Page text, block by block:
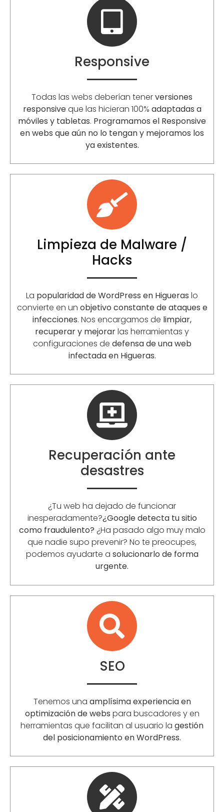
Responsive
Todas las webs deberían tenerversiones
responsiveque las hicieran 100% adaptadas a
móviles y tabletas. Programamos el Responsive
en webs que aún no lo tengan y mejoramos los
ya existentes.
Limpieza de Malware /
Hacks
La popularidad de WordPress en Higueras lo
convierte en un objetivo constante de ataques e
infecciones. Nos encargamos de limpiar,
recuperar y mejorarlas herramientas y
configuraciones de defensa de una web
infectada en Higueras.
Recuperación ante
desastres
¿Tu web ha dejado de funcionar
inesperadamente?¿Google detecta tu sitio
como fraudulento? ¿Ha pasado algo muy malo
que nadie supo prevenir? No te preocupes,
podemos ayudarte a solucionarlo de forma
urgente.
SEO
Tenemos una amplísima experiencia en
optimización de webs para buscadores y en
herramientas que facilitan al usuario la gestión
del posicionamiento en WordPress.